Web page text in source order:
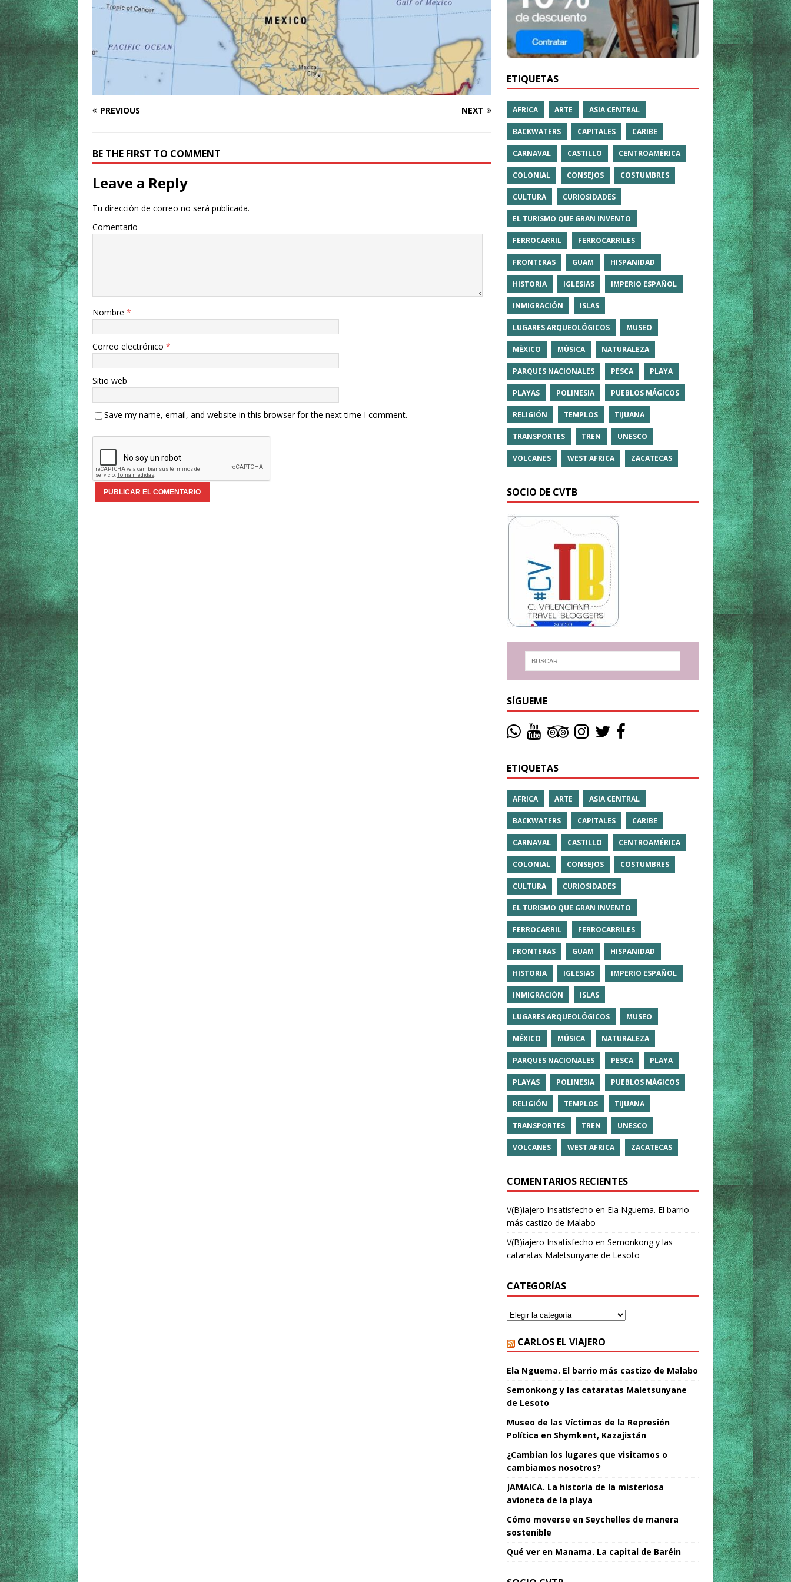
PREVIOUS NEXT
BE THE FIRST TO COMMENT
Leave a Reply
Tu dirección de correo no será publicada.
Comentario
Nombre *
Correo electrónico *
Sitio web
Save my name, email, and website in this browser for the next time I comment.
ETIQUETAS
AFRICA ARTE ASIA CENTRAL
BACKWATERS CAPITALES CARIBE
CARNAVAL CASTILLO CENTROAMÉRICA
COLONIAL CONSEJOS COSTUMBRES
CULTURA CURIOSIDADES
EL TURISMO QUE GRAN INVENTO
FERROCARRIL FERROCARRILES
FRONTERAS GUAM HISPANIDAD
HISTORIA IGLESIAS IMPERIO ESPAÑOL
INMIGRACIÓN ISLAS
LUGARES ARQUEOLÓGICOS MUSEO
MÉXICO MÚSICA NATURALEZA
PARQUES NACIONALES PESCA PLAYA
PLAYAS POLINESIA PUEBLOS MÁGICOS
RELIGIÓN TEMPLOS TIJUANA
TRANSPORTES TREN UNESCO
VOLCANES WEST AFRICA ZACATECAS
SOCIO DE CVTB
SÍGUEME
ETIQUETAS
AFRICA ARTE ASIA CENTRAL
BACKWATERS CAPITALES CARIBE
CARNAVAL CASTILLO CENTROAMÉRICA
COLONIAL CONSEJOS COSTUMBRES
CULTURA CURIOSIDADES
EL TURISMO QUE GRAN INVENTO
FERROCARRIL FERROCARRILES
FRONTERAS GUAM HISPANIDAD
HISTORIA IGLESIAS IMPERIO ESPAÑOL
INMIGRACIÓN ISLAS
LUGARES ARQUEOLÓGICOS MUSEO
MÉXICO MÚSICA NATURALEZA
PARQUES NACIONALES PESCA PLAYA
PLAYAS POLINESIA PUEBLOS MÁGICOS
RELIGIÓN TEMPLOS TIJUANA
TRANSPORTES TREN UNESCO
VOLCANES WEST AFRICA ZACATECAS
COMENTARIOS RECIENTES
V(B)iajero Insatisfecho en Ela Nguema. El barrio
más castizo de Malabo
V(B)iajero Insatisfecho en Semonkong y las
cataratas Maletsunyane de Lesoto
CATEGORÍAS
CARLOS EL VIAJERO
Ela Nguema. El barrio más castizo de Malabo
Semonkong y las cataratas Maletsunyane
de Lesoto
Museo de las Víctimas de la Represión
Política en Shymkent, Kazajistán
¿Cambian los lugares que visitamos o
cambiamos nosotros?
JAMAICA. La historia de la misteriosa
avioneta de la playa
Cómo moverse en Seychelles de manera
sostenible
Qué ver en Manama. La capital de Baréin